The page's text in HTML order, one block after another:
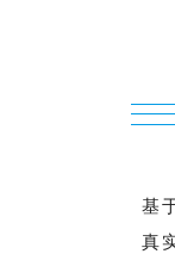
基
真